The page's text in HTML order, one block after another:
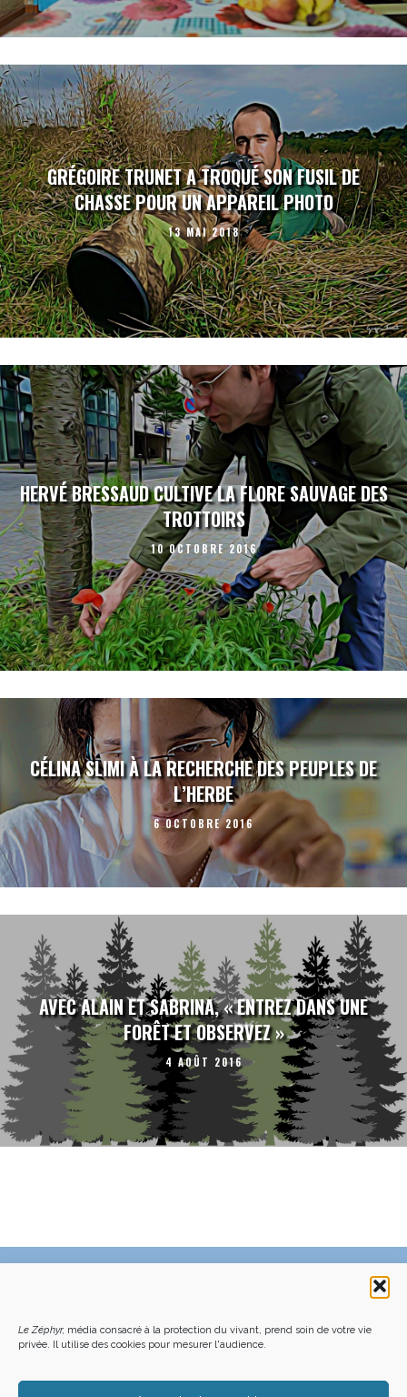
Le Zéphyr, média consacré à la protection du vivant, prend soin de votre vie
privée. Il utilise des cookies pour mesurer l'audience.
GRÉGOIRE TRUNET A TROQUÉ SON FUSIL DE
CHASSE POUR UN APPAREIL PHOTO
13 MAI 2018
HERVÉ BRESSAUD CULTIVE LA FLORE SAUVAGE DES
TROTTOIRS
10 OCTOBRE 2016
CÉLINA SLIMI À LA RECHERCHE DES PEUPLES DE
L’HERBE
6 OCTOBRE 2016
AVEC ALAIN ET SABRINA, « ENTREZ DANS UNE
FORÊT ET OBSERVEZ »
4 AOÛT 2016
ACHETER LE DERNIER NUMÉRO
PODCAST EN FORÊT
OÙ NOUS TROUVER
NEWSLETTER